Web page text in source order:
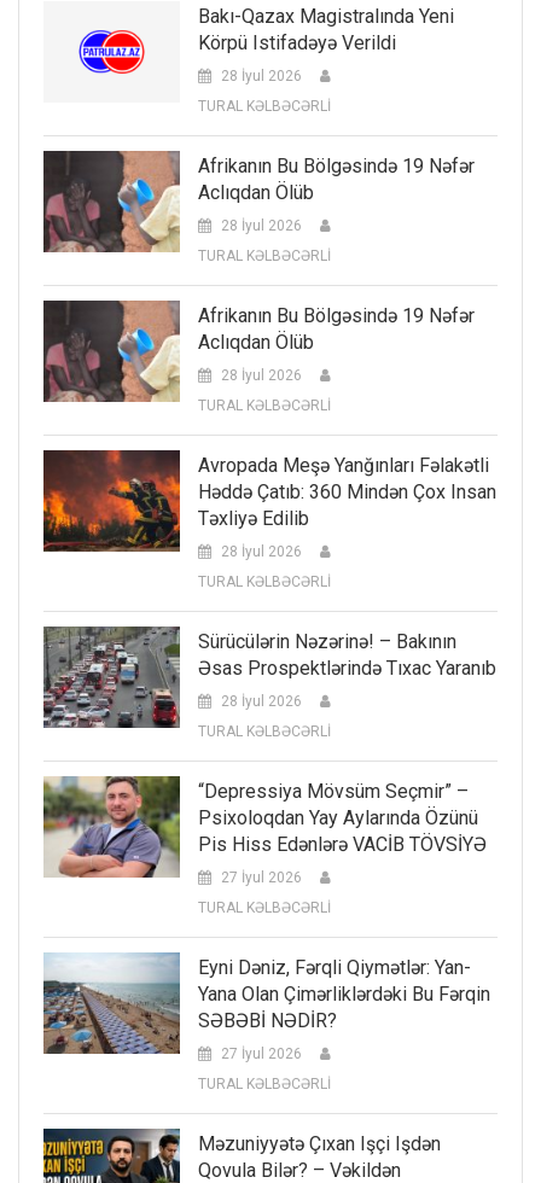
Bakı-Qazax Magistralında Yeni
Körpü Istifadəyə Verildi
28 İyul 2026
TURAL KƏLBƏCƏRLİ
Afrikanın Bu Bölgəsində 19 Nəfər
Aclıqdan Ölüb
28 İyul 2026
TURAL KƏLBƏCƏRLİ
Afrikanın Bu Bölgəsində 19 Nəfər
Aclıqdan Ölüb
28 İyul 2026
TURAL KƏLBƏCƏRLİ
Avropada Meşə Yanğınları Fəlakətli
Həddə Çatıb: 360 Mindən Çox Insan
Təxliyə Edilib
28 İyul 2026
TURAL KƏLBƏCƏRLİ
Sürücülərin Nəzərinə! – Bakının
Əsas Prospektlərində Tıxac Yaranıb
28 İyul 2026
TURAL KƏLBƏCƏRLİ
“Depressiya Mövsüm Seçmir” –
Psixoloqdan Yay Aylarında Özünü
Pis Hiss Edənlərə VACİB TÖVSİYƏ
27 İyul 2026
TURAL KƏLBƏCƏRLİ
Eyni Dəniz, Fərqli Qiymətlər: Yan-
Yana Olan Çimərliklərdəki Bu Fərqin
SƏBƏBİ NƏDİR?
27 İyul 2026
TURAL KƏLBƏCƏRLİ
Məzuniyyətə Çıxan Işçi Işdən
Qovula Bilər? – Vəkildən